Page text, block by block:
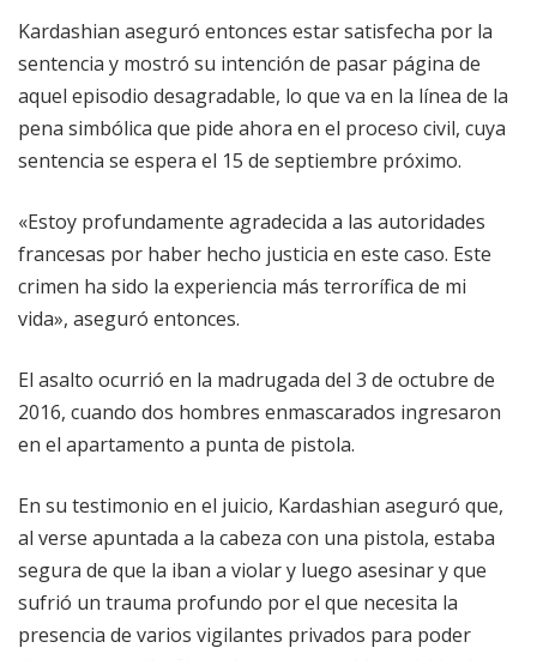
Kardashian aseguró entonces estar satisfecha por la
sentencia y mostró su intención de pasar página de
aquel episodio desagradable, lo que va en la línea de la
pena simbólica que pide ahora en el proceso civil, cuya
sentencia se espera el 15 de septiembre próximo.
«Estoy profundamente agradecida a las autoridades
francesas por haber hecho justicia en este caso. Este
crimen ha sido la experiencia más terrorífica de mi
vida», aseguró entonces.
El asalto ocurrió en la madrugada del 3 de octubre de
2016, cuando dos hombres enmascarados ingresaron
en el apartamento a punta de pistola.
En su testimonio en el juicio, Kardashian aseguró que,
al verse apuntada a la cabeza con una pistola, estaba
segura de que la iban a violar y luego asesinar y que
sufrió un trauma profundo por el que necesita la
presencia de varios vigilantes privados para poder